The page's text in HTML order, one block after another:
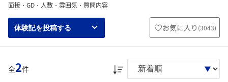
面接・GD・人数・雰囲気・質問内容
体験記を投稿する お気に入り (3043)
全2件